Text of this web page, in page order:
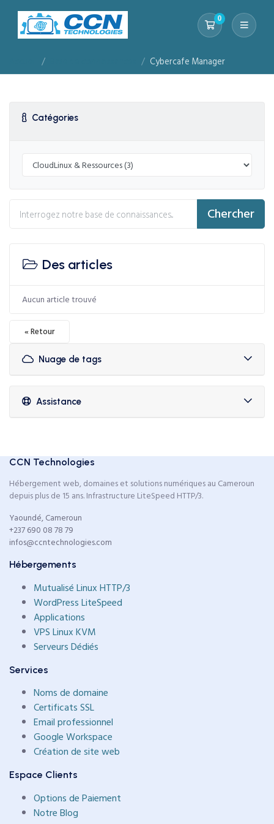
0
Votre panier
Cybercafe Manager
Catégories
Chercher
Des articles
Aucun article trouvé
« Retour
Nuage de tags
Assistance
CCN Technologies
Hébergement web, domaines et solutions numériques au Cameroun
depuis plus de 15 ans. Infrastructure LiteSpeed HTTP/3.
Yaoundé, Cameroun
+237 690 08 78 79
infos@ccntechnologies.com
Hébergements
Mutualisé Linux HTTP/3
WordPress LiteSpeed
Applications
VPS Linux KVM
Serveurs Dédiés
Services
Noms de domaine
Certificats SSL
Email professionnel
Google Workspace
Création de site web
Espace Clients
Options de Paiement
Notre Blog